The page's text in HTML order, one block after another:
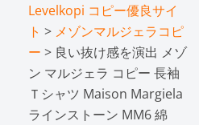
Levelkopi コピー優良サイ
ト > メゾンマルジェラコピ
ー > 良い抜け感を演出 メゾ
ン マルジェラ コピー 長袖
Ｔシャツ Maison Margiela
ラインストーン MM6 綿